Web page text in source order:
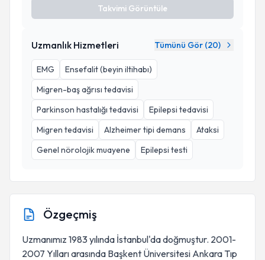
Takvimi Görüntüle
Uzmanlık Hizmetleri Tümünü Gör (20)
EMG
Ensefalit (beyin iltihabı)
Migren-baş ağrısı tedavisi
Parkinson hastalığı tedavisi
Epilepsi tedavisi
Migren tedavisi
Alzheimer tipi demans
Ataksi
Genel nörolojik muayene
Epilepsi testi
Özgeçmiş
Uzmanımız 1983 yılında İstanbul'da doğmuştur. 2001-
2007 Yılları arasında Başkent Üniversitesi Ankara Tıp